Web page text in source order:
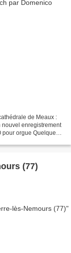
de Meaux :
nouvel enregistrement
pour orgue Quelques
(77)